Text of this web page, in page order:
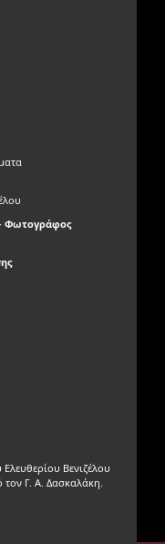
Φωτογράφος
Βενιζέλου
τον Γ. Α. Δασκαλάκη.